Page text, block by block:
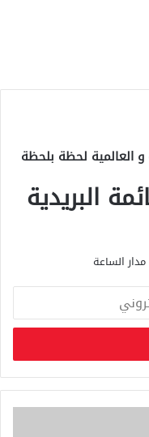
العالمية لحظة بلحظة
البريدية